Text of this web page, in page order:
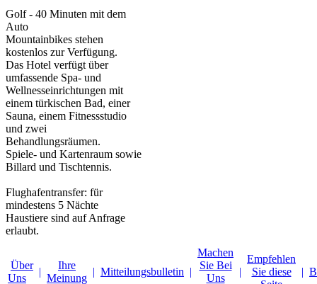
Golf - 40 Minuten mit dem
Auto
Mountainbikes stehen
kostenlos zur Verfügung.
Das Hotel verfügt über
umfassende Spa- und
Wellnesseinrichtungen mit
einem türkischen Bad, einer
Sauna, einem Fitnessstudio
und zwei
Behandlungsräumen.
Spiele- und Kartenraum sowie
Billard und Tischtennis.
Flughafentransfer: für
mindestens 5 Nächte
Haustiere sind auf Anfrage
erlaubt.
Über
Uns
|
Ihre
Meinung
| Mitteilungsbulletin |
Machen
Sie Bei
Uns
|
Empfehlen
Sie diese
|